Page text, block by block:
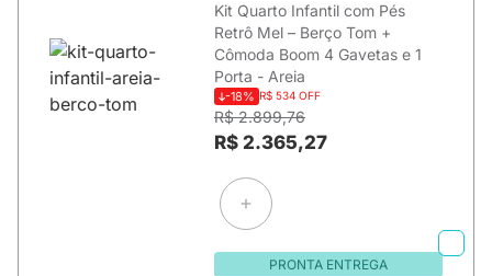
Kit Quarto Infantil com Pés
Retrô Mel – Berço Tom +
Cômoda Boom 4 Gavetas e 1
Porta - Areia
-18% R$ 534 OFF
R$ 2.899,76
R$ 2.365,27
PRONTA ENTREGA